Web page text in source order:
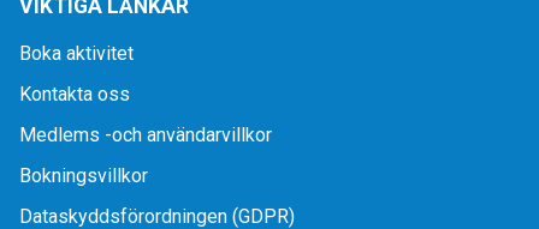
VIKTIGA LÄNKAR
Boka aktivitet
Kontakta oss
Medlems -och användarvillkor
Bokningsvillkor
Dataskyddsförordningen (GDPR)